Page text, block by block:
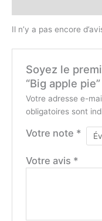
Il n’y a pas encore
Soyez le
“Big apple pie”
Votre adresse e-
obligatoires sont
Votre note *
Votre avis *